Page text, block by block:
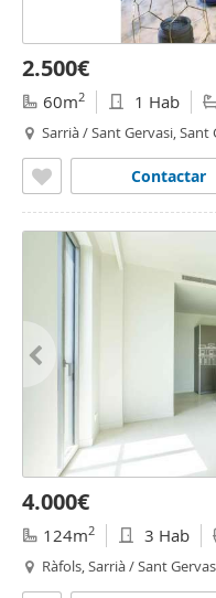
2.500€
60m2 1 Hab
Sarrià / Sant Gervasi, Sant
Contactar
4.000€
124m2 3 Hab
Ràfols, Sarrià / Sant